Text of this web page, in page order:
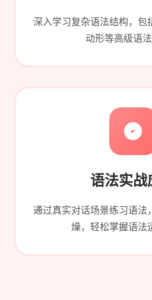
深入学习复杂语法结构，包
动形等高级语法
语法实战
通过真实对话场景练习语法
燥，轻松掌握语法